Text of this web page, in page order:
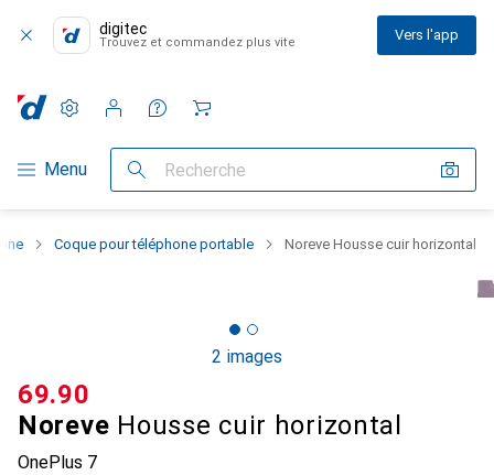
digitec
Trouvez et commandez plus vite Vers l'app
Navigation par catégorie
Menu Recherche
Paramètres
Compte client
Listes de comparaison
Listes d'envies
Panier
Coque pour téléphone portable Noreve Housse cuir horizontal
2 images
Noreve Housse cuir horizontal
OnePlus 7
CHF
69.90